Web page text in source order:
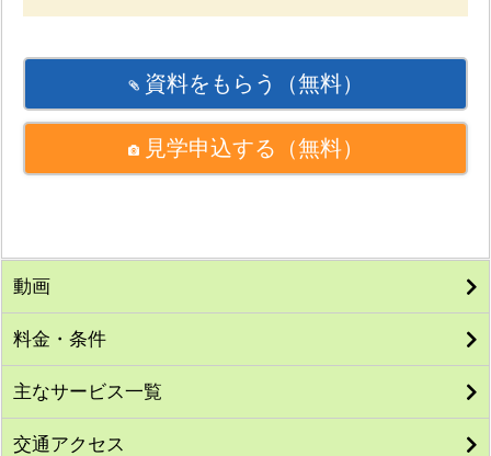
資料をもらう （無料）
見学申込する （無料）
動画
料金・条件
主なサービス一覧
交通アクセス